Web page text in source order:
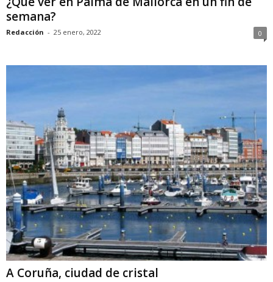
semana?
Redacción - 25 enero, 2022 0
A Coruña, ciudad de cristal